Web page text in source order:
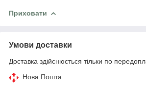
Приховати
Умови доставки
Доставка здійснюється тільки по
Нова Пошта